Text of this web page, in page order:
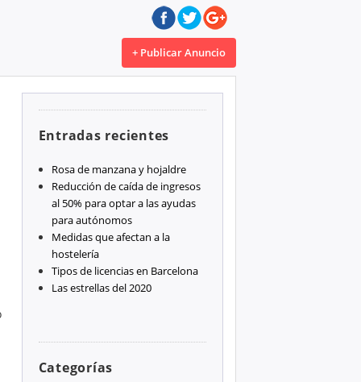
+ Publicar Anuncio
Entradas recientes
Rosa de manzana y hojaldre
Reducción de caída de ingresos
al 50% para optar a las ayudas
para autónomos
Medidas que afectan a la
hostelería
Tipos de licencias en Barcelona
Las estrellas del 2020
Categorías